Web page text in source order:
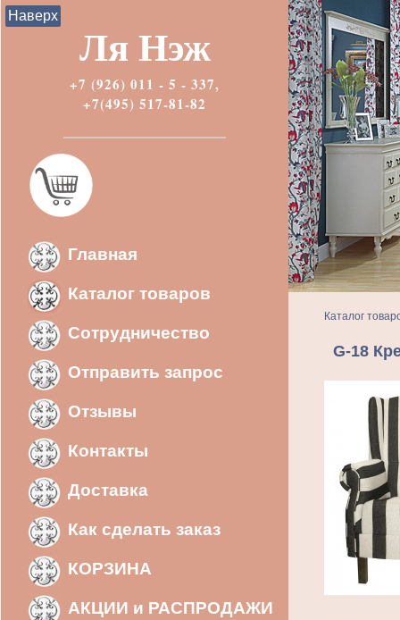
Ля Нэж
+7 (926) 011 - 5 - 337,
+7(495) 517-81-82
Главная
Каталог товаров
Сотрудничество
Отправить запрос
Отзывы
Контакты
Доставка
Как сделать заказ
КОРЗИНА
АКЦИИ и РАСПРОДАЖИ
Каталог
G-18
Наверх